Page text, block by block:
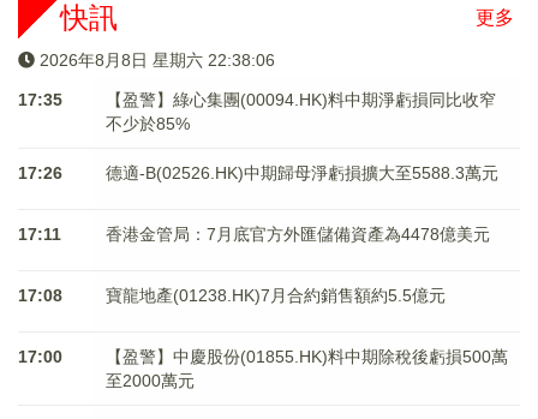
更多
快訊
2026年8月8日 星期六 22:38:06
17:35
【盈警】綠心集團(00094.HK)料中期淨虧損同比收窄
不少於85%
17:26 德適-B(02526.HK)中期歸母淨虧損擴大至5588.3萬元
17:11 香港金管局：7月底官方外匯儲備資產為4478億美元
17:08 寶龍地產(01238.HK)7月合約銷售額約5.5億元
17:00
【盈警】中慶股份(01855.HK)料中期除稅後虧損500萬
至2000萬元